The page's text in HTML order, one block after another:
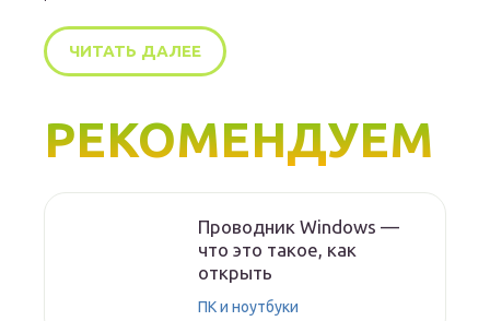
ЧИТАТЬ ДАЛЕЕ
РЕКОМЕНДУЕМ
Проводник Windows —
что это такое, как
открыть
ПК и ноутбуки